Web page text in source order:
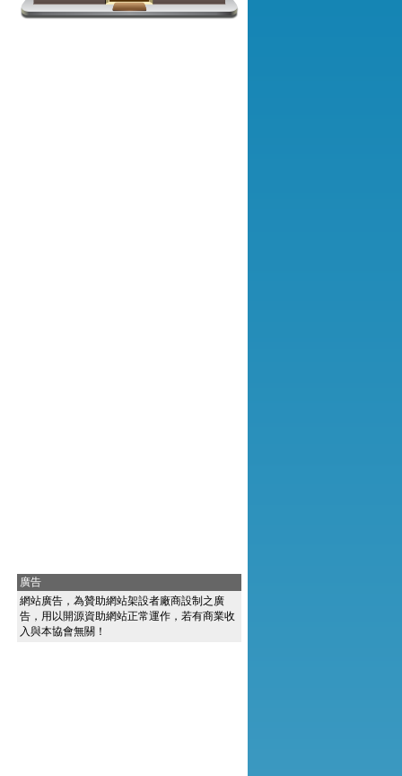
廣告
網站廣告，為贊助網站架設者廠商設制之廣
告，用以開源資助網站正常運作，若有商業收
入與本協會無關！